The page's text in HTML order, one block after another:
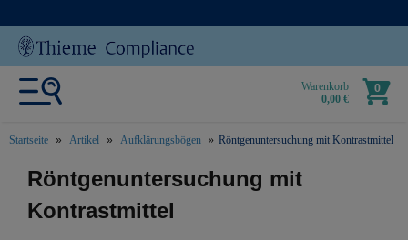
Warenkorb
0,00 €
0
Startseite Artikel Aufklärungsbögen Röntgenuntersuchung mit Kontrastmittel
text.skipToContent
text.skipToNavigation
Röntgenuntersuchung mit
Kontrastmittel